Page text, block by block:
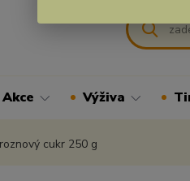
Akce Výživa
cukr 250 g